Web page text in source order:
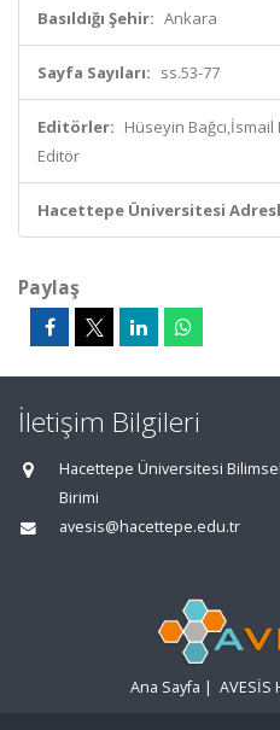
Basıldığı Şehir: Ankara
Sayfa Sayıları: ss.53-77
Editörler: Hüseyin
Editör
Hacettepe Üniversitesi
Paylaş
İletişim Bilgileri
Hacettepe Üniversitesi
Birimi
avesis@hacettepe.edu.tr
Ana Sayfa | AVESİS